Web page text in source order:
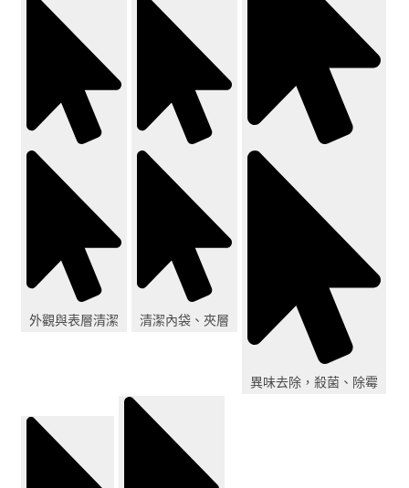
外觀與表層清潔 清潔內袋、夾層
異味去除，殺菌、除霉